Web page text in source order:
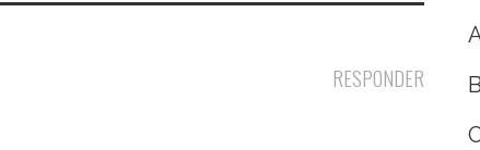
RESPONDER